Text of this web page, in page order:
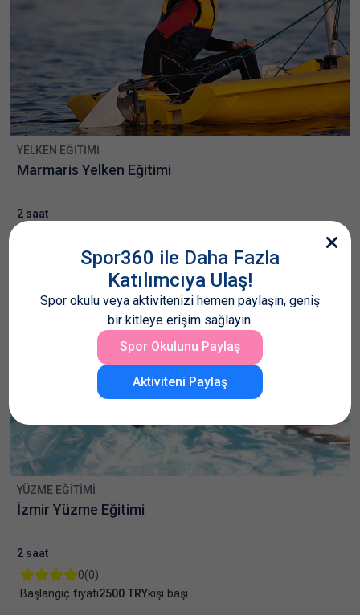
YELKEN EĞITIMI
Marmaris Yelken Eğitimi
2 saat
Başlangıç fiyatı4500 TRYkişi başı
YÜZME EĞITIMI
İzmir Yüzme Eğitimi
2 saat
0(0)
Başlangıç fiyatı2500 TRYkişi başı
Spor360 ile Daha Fazla
Katılımcıya Ulaş!
Spor okulu veya aktivitenizi hemen paylaşın, geniş
bir kitleye erişim sağlayın.
Spor Okulunu Paylaş
Aktiviteni Paylaş